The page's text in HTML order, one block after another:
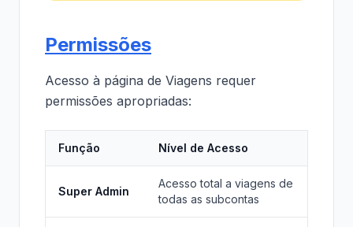
Permissões
Acesso à página de Viagens requer
permissões apropriadas:
Função Nível de Acesso
Super Admin
Acesso total a viagens de
todas as subcontas